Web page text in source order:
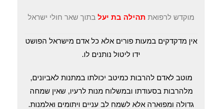
מוקדש לרפואת תהילה בת יעל בתוך שאר חולי ישראל
אין מדקדקים במעות פורים אלא כל אדם מישראל הפושט
ידו ליטול נותנים לו.
מוטב לאדם להרבות כמיטב יכולתו במתנות לאביונים,
מלהרבות בסעודתו ובמשלוח מנות לרעיו, שאין שמחה
גדולה ומפוארה אלא לשמח לב עניים ויתומים ואלמנות.